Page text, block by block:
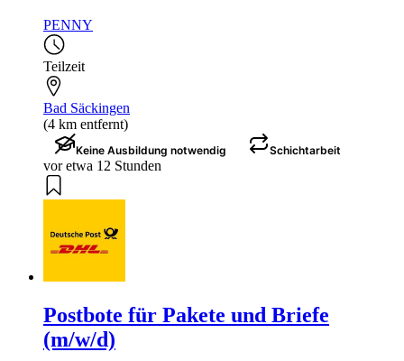
PENNY
Teilzeit
Bad Säckingen
(4 km entfernt)
Keine Ausbildung notwendig Schichtarbeit
vor etwa 12 Stunden
Postbote für Pakete und Briefe
(m/w/d)